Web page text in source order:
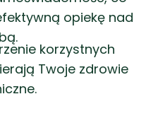
opiekę nad
korzystnych
Twoje zdrowie